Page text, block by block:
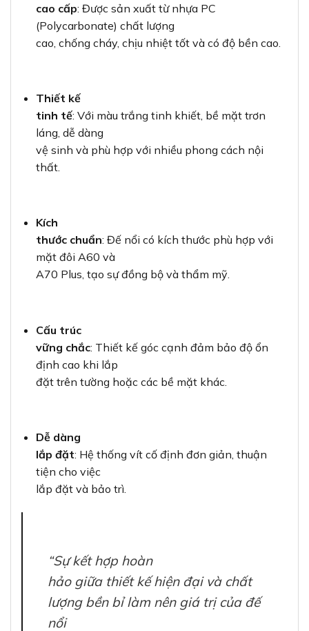
cao cấp: Được sản xuất từ nhựa PC
(Polycarbonate) chất lượng
cao, chống cháy, chịu nhiệt tốt và có độ bền cao.
Thiết kế
tinh tế: Với màu trắng tinh khiết, bề mặt trơn
láng, dễ dàng
vệ sinh và phù hợp với nhiều phong cách nội
thất.
Kích
thước chuẩn: Đế nổi có kích thước phù hợp với
mặt đôi A60 và
A70 Plus, tạo sự đồng bộ và thẩm mỹ.
Cấu trúc
vững chắc: Thiết kế góc cạnh đảm bảo độ ổn
định cao khi lắp
đặt trên tường hoặc các bề mặt khác.
Dễ dàng
lắp đặt: Hệ thống vít cố định đơn giản, thuận
tiện cho việc
lắp đặt và bảo trì.
“Sự kết hợp hoàn
hảo giữa thiết kế hiện đại và chất
lượng bền bỉ làm nên giá trị của đế
nổi